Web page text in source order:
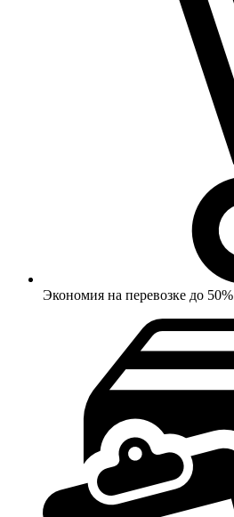
Экономия на перевозке до 50%